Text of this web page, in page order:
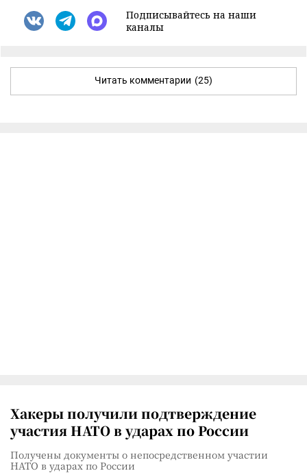
Подписывайтесь на наши
каналы
Читать комментарии (25)
Хакеры получили подтверждение
участия НАТО в ударах по России
Получены документы о непосредственном участии
НАТО в ударах по России